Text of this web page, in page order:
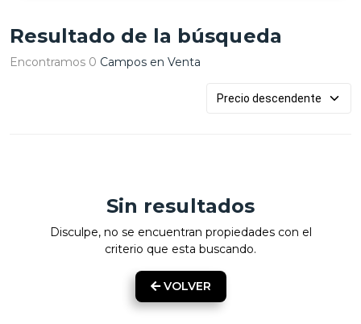
Resultado de la búsqueda
Encontramos 0 Campos en Venta
Sin resultados
Disculpe, no se encuentran propiedades con el
criterio que esta buscando.
VOLVER